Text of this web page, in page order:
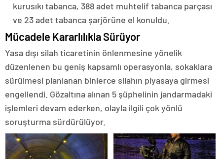
kurusıkı tabanca, 388 adet muhtelif tabanca parçası
ve 23 adet tabanca şarjörüne el konuldu.
Mücadele Kararlılıkla Sürüyor
Yasa dışı silah ticaretinin önlenmesine yönelik
düzenlenen bu geniş kapsamlı operasyonla, sokaklara
sürülmesi planlanan binlerce silahın piyasaya girmesi
engellendi. Gözaltına alınan 5 şüphelinin jandarmadaki
işlemleri devam ederken, olayla ilgili çok yönlü
soruşturma sürdürülüyor.